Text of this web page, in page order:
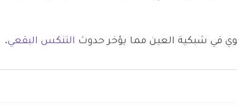
في شبكية العين مما يؤخر حدوث التنكس البقعي.